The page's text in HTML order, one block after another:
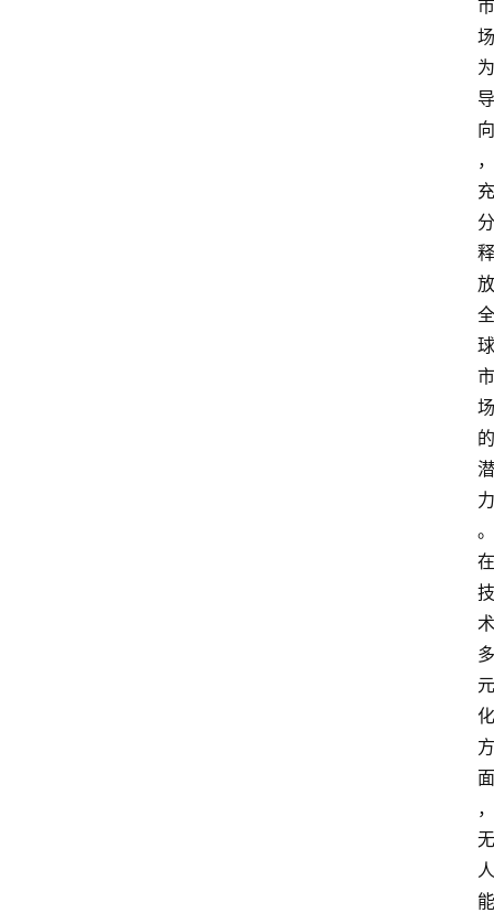
市
场
为
导
向
，
充
分
释
放
全
球
市
场
的
潜
力
。
在
技
术
多
元
化
方
面
，
无
人
能